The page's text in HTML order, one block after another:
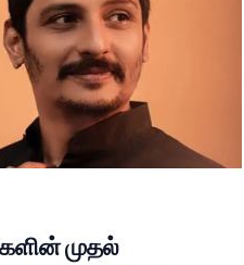
முதல்